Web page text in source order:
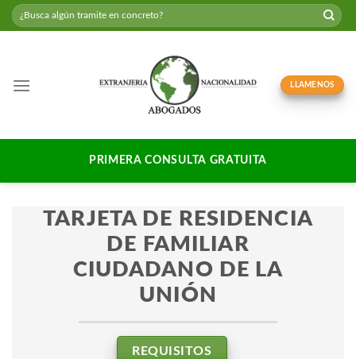
Skip
to
LLAMENOS
PRIMERA CONSULTA GRATUITA
TARJETA DE RESIDENCIA
DE FAMILIAR
CIUDADANO DE LA
UNIÓN
REQUISITOS